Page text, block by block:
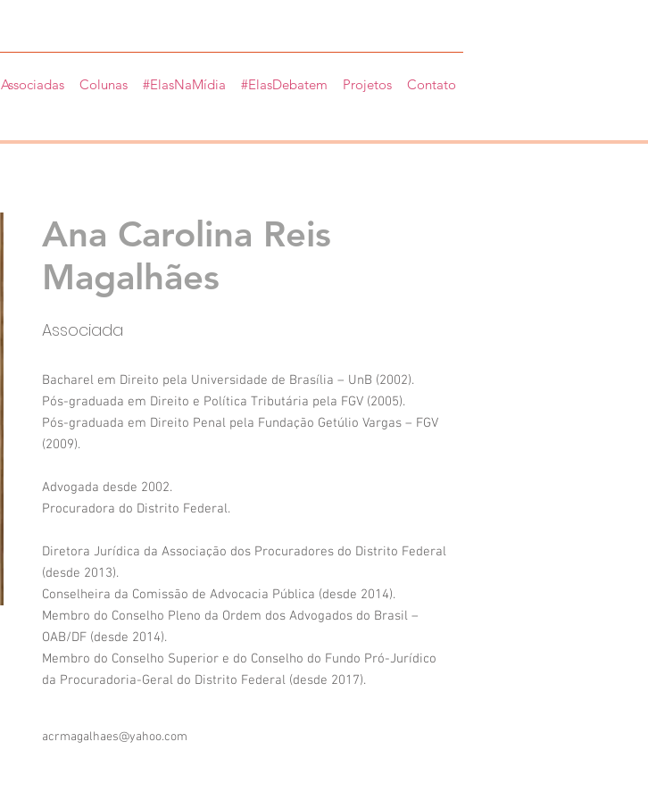
Associadas Colunas #ElasNaMídia #ElasDebatem Projetos Contato
Ana Carolina Reis
Magalhães
Associada
Bacharel em Direito pela Universidade de Brasília – UnB (2002).
Pós-graduada em Direito e Política Tributária pela FGV (2005).
Pós-graduada em Direito Penal pela Fundação Getúlio Vargas – FGV
(2009).
Advogada desde 2002.
Procuradora do Distrito Federal.
Diretora Jurídica da Associação dos Procuradores do Distrito Federal
(desde 2013).
Conselheira da Comissão de Advocacia Pública (desde 2014).
Membro do Conselho Pleno da Ordem dos Advogados do Brasil –
OAB/DF (desde 2014).
Membro do Conselho Superior e do Conselho do Fundo Pró-Jurídico
da Procuradoria-Geral do Distrito Federal (desde 2017).
acrmagalhaes@yahoo.com